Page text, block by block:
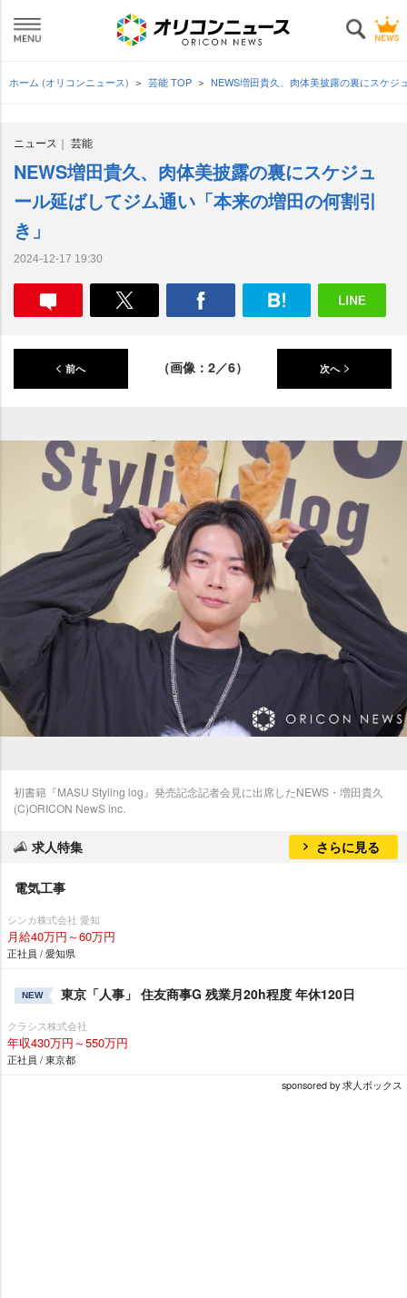
ホーム (オリコンニュース) 芸能 TOP NEWS増田貴久、肉体美披露の裏にスケ
ニュース 芸能
NEWS増田貴久、肉体美披露の裏にスケジュ
ール延ばしてジム通い「本来の増田の何割引
き」
2024-12-17 19:30
前へ （画像：2／6） 次へ
初書籍『MASU Styling log』発売記念記者会見に出席したNEWS・増田貴久
(C)ORICON NewS inc.
求人特集 さらに見る
電気工事
シンカ株式会社 愛知
月給40万円～60万円
正社員 / 愛知県
NEW 東京「人事」 住友商事G 残業月20h程度 年休120日
クラシス株式会社
年収430万円～550万円
正社員 / 東京都
sponsored by 求人ボックス